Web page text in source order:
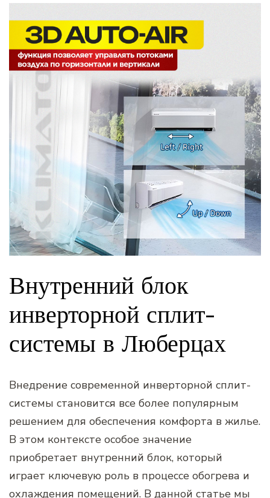
Внутренний блок
инверторной сплит-
системы в Люберцах
Внедрение современной инверторной сплит-
системы становится все более популярным
решением для обеспечения комфорта в жилье.
В этом контексте особое значение
приобретает внутренний блок, который
играет ключевую роль в процессе обогрева и
охлаждения помещений. В данной статье мы